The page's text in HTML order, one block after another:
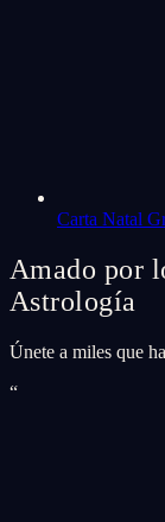
Carta Natal
Amado por
Astrología
Únete a miles que
“